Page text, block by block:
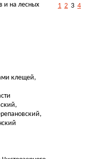
и на лесных
клещей,
1 2 3 4